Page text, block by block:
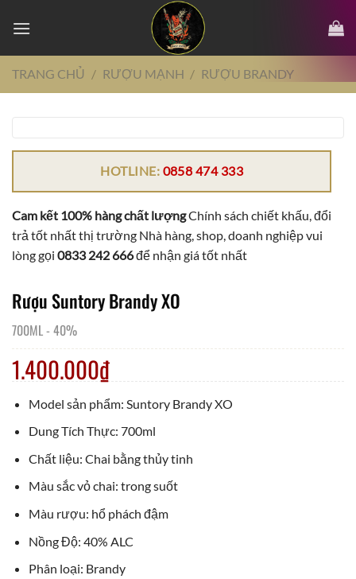
đến
dungTRANG CHỦ / RƯỢU MẠNH / RƯỢU BRANDY
HOTLINE: 0858 474 333
Cam kết 100% hàng chất lượngChính sách chiết khấu, đổi
trả tốt nhất thị trường Nhà hàng, shop, doanh nghiệp vui
lòng gọi 0833 242 666để nhận giá tốt nhất
Rượu Suntory Brandy XO
700ML- 40%
1.400.000₫
Model sản phẩm: Suntory Brandy XO
Dung Tích Thực: 700ml
Chất liệu: Chai bằng thủy tinh
Màu sắc vỏ chai: trong suốt
Màu rượu: hổ phách đậm
Nồng Độ: 40% ALC
Phân loại: Brandy